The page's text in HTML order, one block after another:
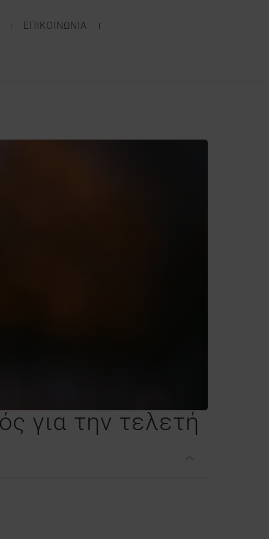
ΕΠΙΚΟΙΝΩΝΙΑ
για την τελετή